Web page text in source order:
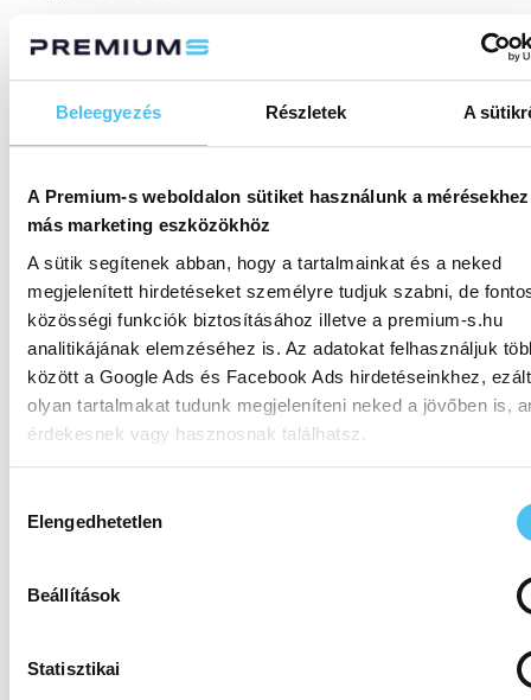
Beleegyezés Részletek A
A Premium-s weboldalon sütiket használunk a
más marketing eszközökhöz
A sütik segítenek abban, hogy a tartalmainkat és a neked
megjelenített hirdetéseket személyre tudjuk szabni, de
közösségi funkciók biztosításához illetve a premium-s.hu
analitikájának elemzéséhez is. Az adatokat felhasználjuk
között a Google Ads és Facebook Ads hirdetéseinkhez,
olyan tartalmakat tudunk megjeleníteni neked a jövőben is,
érdekesnek vagy hasznosnak találhatsz.
számunkra minden mérés használatát.
Természetesen
semmilyen formában nem fogunk visszaélni ezzel és
bármikor megváltoztathatod a döntésed ezzel kapcsolatban.
is köszönjük!
kiválasztása
Elengedhetetlen
Beállítások
Statisztikai
Az átemelő szivattyú a szennyezett emulziót
A szűrőelem eltávolítja az emulzióból a
legkisebb forgácsokat, finom részecskéket és
A megtisztított kenőanyag a tiszta tartályba
áramlik.
kenőanyaggal látja el a szerszámgépet a
szelepblokkon lévő kapcsolható kimeneteken
keresztül.
Az integrált érintőpad lehetővé teszi az egység
legfontosabb működési adatainak figyelését és
megjelenítését.
Paraméterek